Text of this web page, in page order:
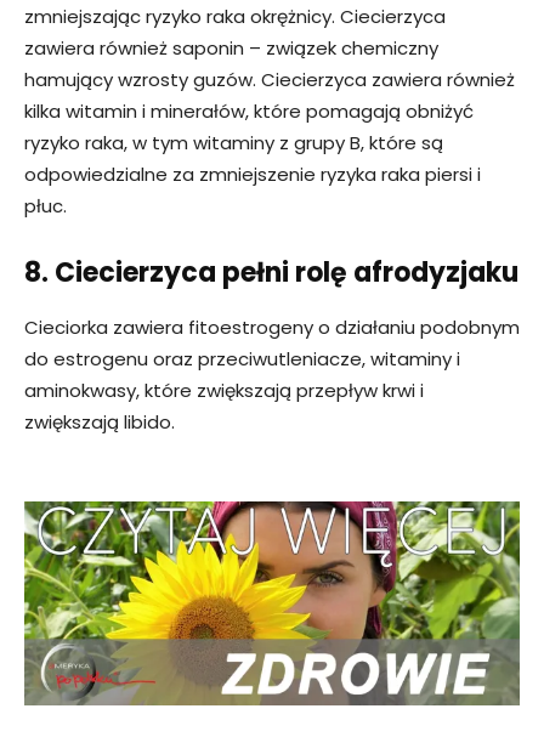
zmniejszając ryzyko raka okrężnicy. Ciecierzyca
zawiera również saponin – związek chemiczny
hamujący wzrosty guzów. Ciecierzyca zawiera również
kilka witamin i minerałów, które pomagają obniżyć
ryzyko raka, w tym witaminy z grupy B, które są
odpowiedzialne za zmniejszenie ryzyka raka piersi i
płuc.
8. Ciecierzyca pełni rolę afrodyzjaku
Cieciorka zawiera fitoestrogeny o działaniu podobnym
do estrogenu oraz przeciwutleniacze, witaminy i
aminokwasy, które zwiększają przepływ krwi i
zwiększają libido.